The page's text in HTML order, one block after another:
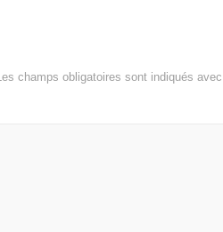
champs obligatoires sont indiqués avec